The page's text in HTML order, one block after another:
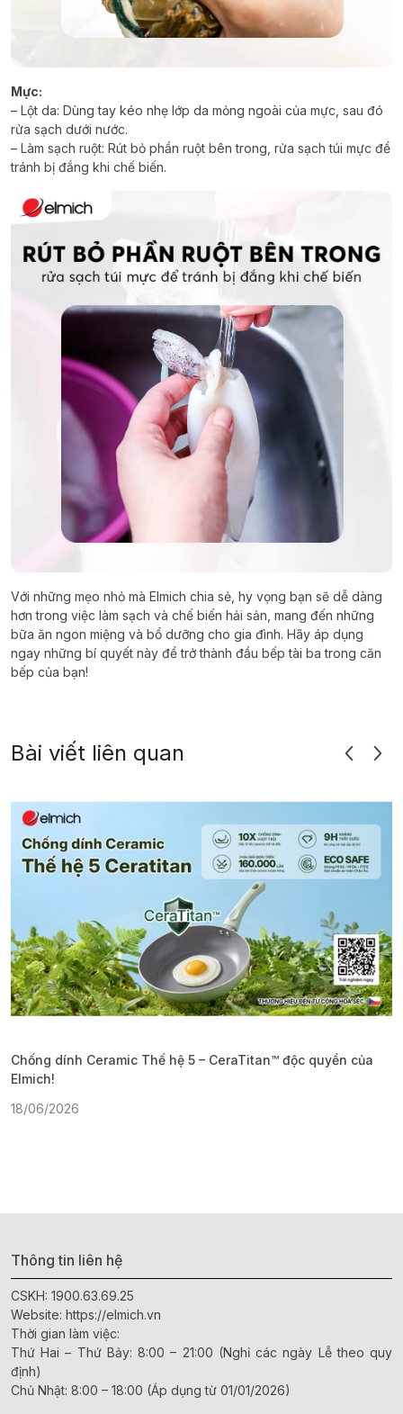
Mực:
– Lột da: Dùng tay kéo nhẹ lớp da mỏng ngoài của mực, sau đó
rửa sạch dưới nước.
– Làm sạch ruột: Rút bỏ phần ruột bên trong, rửa sạch túi mực để
tránh bị đắng khi chế biến.
Với những mẹo nhỏ mà Elmich chia sẻ, hy vọng bạn sẽ dễ dàng
hơn trong việc làm sạch và chế biến hải sản, mang đến những
bữa ăn ngon miệng và bổ dưỡng cho gia đình. Hãy áp dụng
ngay những bí quyết này để trở thành đầu bếp tài ba trong căn
bếp của bạn!
Bài viết liên quan
Chống dính Ceramic Thế hệ 5 – CeraTitan™ độc quyền của
Elmich!
18/06/2026
Thông tin liên hệ
CSKH: 1900.63.69.25
Website: https://elmich.vn
Thời gian làm việc:
Thứ Hai – Thứ Bảy: 8:00 – 21:00 (Nghỉ các ngày Lễ theo quy
định)
Chủ Nhật: 8:00 – 18:00 (Áp dụng từ 01/01/2026)